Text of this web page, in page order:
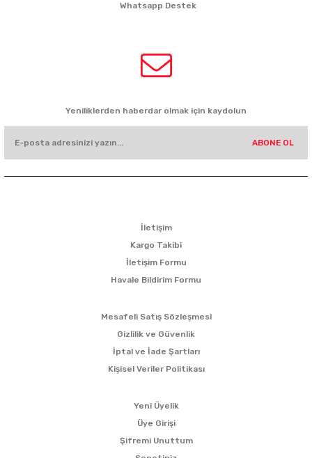
Whatsapp Destek
Yeniliklerden haberdar olmak için kaydolun
ABONE OL
İletişim
Kargo Takibi
İletişim Formu
Havale Bildirim Formu
Mesafeli Satış Sözleşmesi
Gizlilik ve Güvenlik
İptal ve İade Şartları
Kişisel Veriler Politikası
Yeni Üyelik
Üye Girişi
Şifremi Unuttum